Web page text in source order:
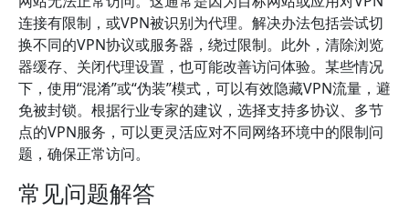
连接有限制，或VPN被识别为代理。解决办法包括尝试切
换不同的VPN协议或服务器，绕过限制。此外，清除浏览
器缓存、关闭代理设置，也可能改善访问体验。某些情况
下，使用“混淆”或“伪装”模式，可以有效隐藏VPN流量，避
免被封锁。根据行业专家的建议，选择支持多协议、多节
点的VPN服务，可以更灵活应对不同网络环境中的限制问
题，确保正常访问。
常见问题解答